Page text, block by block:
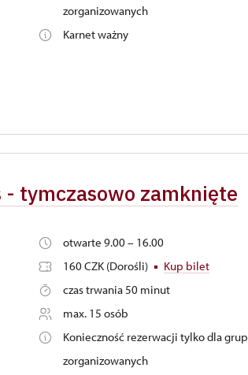
zorganizowanych
Karnet ważny
tymczasowo zamknięte
otwarte 9.00 – 16.00
160 CZK (Dorośli)
Kup bilet
czas trwania 50 minut
max. 15 osób
Konieczność rezerwacji tylko dla grup
zorganizowanych